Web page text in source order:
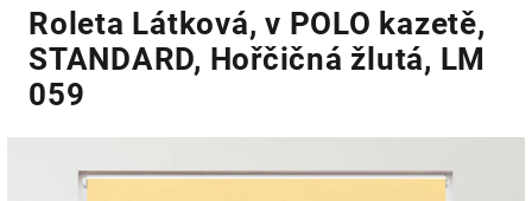
Roleta Látková, v POLO kazetě,
STANDARD, Hořčičná žlutá, LM
059